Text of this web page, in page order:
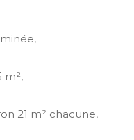
m²,
21 m² chacune,